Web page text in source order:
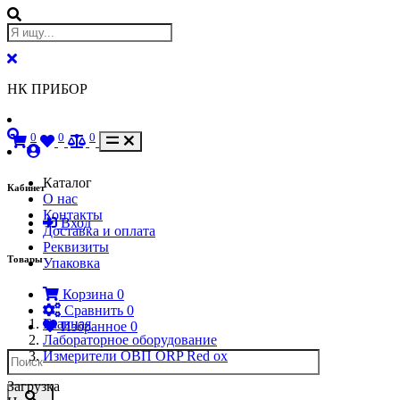
НК ПРИБОР
Кабинет
Вход
Товары
Корзина 0
Сравнить 0
Избранное 0
0 0 0
Каталог
О нас
Контакты
Доставка и оплата
Реквизиты
Упаковка
Главная
Лабораторное оборудование
Измерители ОВП ORP Red ox
Загрузка